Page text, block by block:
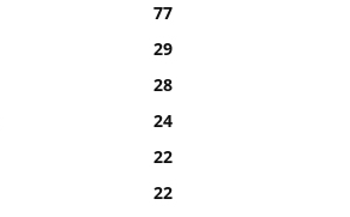
77
29
28
24
22
22